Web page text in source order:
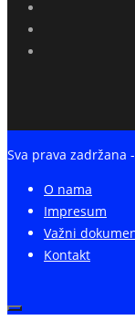
Sva prava zadržana
O nama
Impresum
Važni
Kontakt